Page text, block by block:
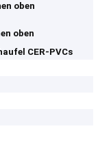
oben
oben
CER-PVCs